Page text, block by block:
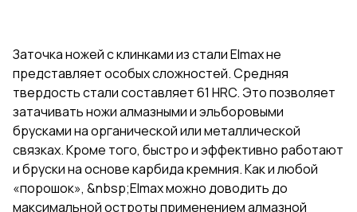
Заточка ножей с клинками из стали Elmax не
представляет особых сложностей. Средняя
твердость стали составляет 61 HRC. Это позволяет
затачивать ножи алмазными и эльборовыми
брусками на органической или металлической
связках. Кроме того, быстро и эффективно работают
и бруски на основе карбида кремния. Как и любой
«порошок», &nbsp;Elmax можно доводить до
максимальной остроты применением алмазной